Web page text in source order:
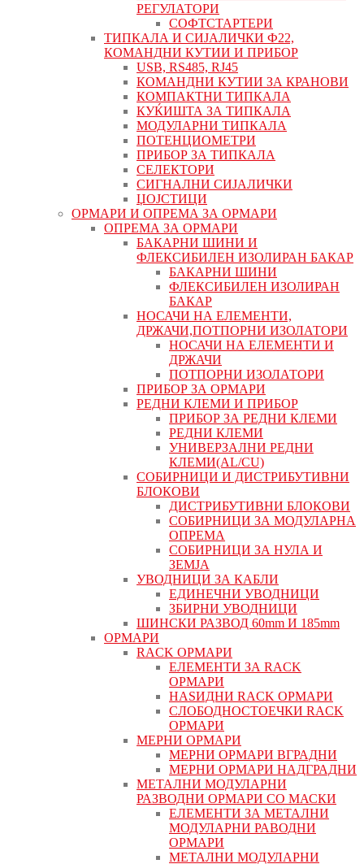
РЕГУЛАТОРИ
СОФТСТАРТЕРИ
ТИПКАЛА И СИЈАЛИЧКИ Ф22,
КОМАНДНИ КУТИИ И ПРИБОР
USB, RS485, RJ45
КОМАНДНИ КУТИИ ЗА КРАНОВИ
КОМПАКТНИ ТИПКАЛА
КУЌИШТА ЗА ТИПКАЛА
МОДУЛАРНИ ТИПКАЛА
ПОТЕНЦИОМЕТРИ
ПРИБОР ЗА ТИПКАЛА
СЕЛЕКТОРИ
СИГНАЛНИ СИЈАЛИЧКИ
ЏОЈСТИЦИ
ОРМАРИ И ОПРЕМА ЗА ОРМАРИ
ОПРЕМА ЗА ОРМАРИ
БАКАРНИ ШИНИ И
ФЛЕКСИБИЛЕН ИЗОЛИРАН БАКАР
БАКАРНИ ШИНИ
ФЛЕКСИБИЛЕН ИЗОЛИРАН
БАКАР
НОСАЧИ НА ЕЛЕМЕНТИ,
ДРЖАЧИ,ПОТПОРНИ ИЗОЛАТОРИ
НОСАЧИ НА ЕЛЕМЕНТИ И
ДРЖАЧИ
ПОТПОРНИ ИЗОЛАТОРИ
ПРИБОР ЗА ОРМАРИ
РЕДНИ КЛЕМИ И ПРИБОР
ПРИБОР ЗА РЕДНИ КЛЕМИ
РЕДНИ КЛЕМИ
УНИВЕРЗАЛНИ РЕДНИ
КЛЕМИ(AL/CU)
СОБИРНИЦИ И ДИСТРИБУТИВНИ
БЛОКОВИ
ДИСТРИБУТИВНИ БЛОКОВИ
СОБИРНИЦИ ЗА МОДУЛАРНА
ОПРЕМА
СОБИРНИЦИ ЗА НУЛА И
ЗЕМЈА
УВОДНИЦИ ЗА КАБЛИ
ЕДИНЕЧНИ УВОДНИЦИ
ЗБИРНИ УВОДНИЦИ
ШИНСКИ РАЗВОД 60mm И 185mm
ОРМАРИ
RACK ОРМАРИ
ЕЛЕМЕНТИ ЗА RACK
ОРМАРИ
НАЅИДНИ RACK ОРМАРИ
СЛОБОДНОСТОЕЧКИ RACK
ОРМАРИ
МЕРНИ ОРМАРИ
МЕРНИ ОРМАРИ ВГРАДНИ
МЕРНИ ОРМАРИ НАДГРАДНИ
МЕТАЛНИ МОДУЛАРНИ
РАЗВОДНИ ОРМАРИ СО МАСКИ
ЕЛЕМЕНТИ ЗА МЕТАЛНИ
МОДУЛАРНИ РАВОДНИ
ОРМАРИ
МЕТАЛНИ МОДУЛАРНИ